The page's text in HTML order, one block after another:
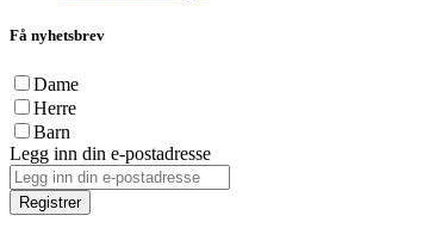
Få nyhetsbrev
Dame
Herre
Barn
Legg inn din e-postadresse
Registrer